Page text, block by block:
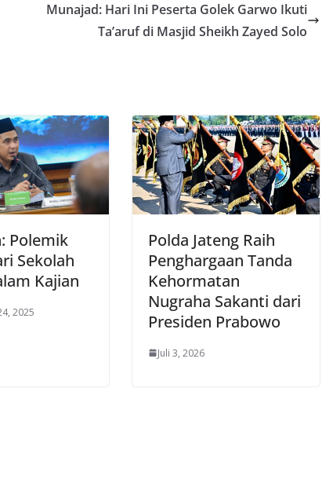
Munajad: Hari Ini Peserta Golek Garwo Ikuti
Ta’aruf di Masjid Sheikh Zayed Solo
Polemik
Sekolah
Kajian
2025
Polda Jateng Raih
Penghargaan Tanda
Kehormatan
Nugraha Sakanti dari
Presiden Prabowo
Juli 3, 2026